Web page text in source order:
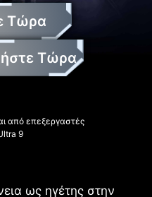
Τώρα
Τώρα
από επεξεργαστές
9
ως ηγέτης στην